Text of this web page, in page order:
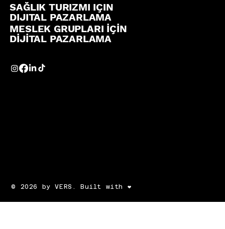
SAĞLIK TURIZMI IÇIN
DIJITAL PAZARLAMA
MESLEK GRUPLARI İÇİN
DİJİTAL PAZARLAMA
© 2026 by VERS. Built with ❤️